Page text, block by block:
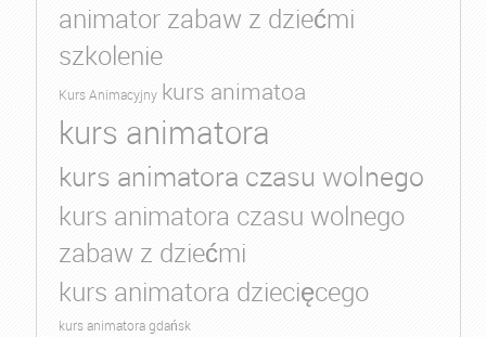
animator zabaw z dziećmi
szkolenie
Kurs Animacyjny kurs animatoa
kurs animatora
kurs animatora czasu wolnego
kurs animatora czasu wolnego
zabaw z dziećmi
kurs animatora dziecięcego
kurs animatora gdańsk